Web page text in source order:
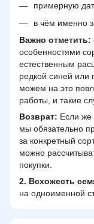
примерную
в чём именно
Важно отметить:
особенностями
естественным
редкой синей или
можем на это
работы, и такие
Возврат: Если же
мы обязательно
за конкретный
можно
покупки.
2. Всхожесть
на одноименной